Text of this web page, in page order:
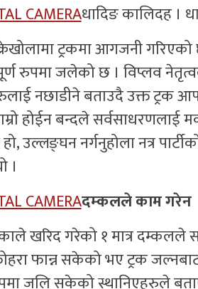
धादिङ कालिदह ।
ट्रकमा आगजनी गरिएको
रुपमा जलेको छ । विप्लव
नछाडीने बताउदै उक्त ट्रक
होईन बन्दले सर्वसाधरणलाई
उल्लङ्घन नर्गनुहोला नत्र
।
दम्कलले काम गरेन
खरिद गरेको १ मात्र
फान्न सकेको भए ट्रक
जलि सकेको स्थानिएहरुले